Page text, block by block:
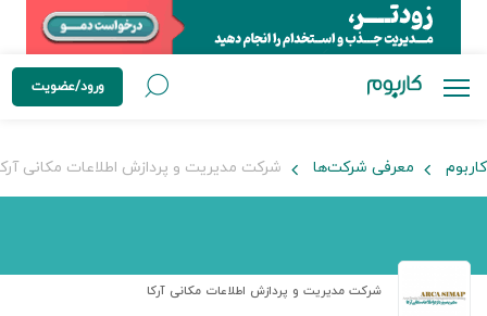
ورود/عضویت
کاربوم معرفی شرکت‌ها شرکت مدیریت و پردازش اطلاعات مکانی
شرکت مدیریت و پردازش اطلاعات مکانی آرکا